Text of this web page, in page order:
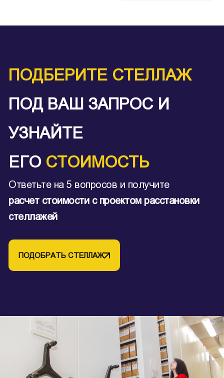
ПОДБЕРИТЕ СТЕЛЛАЖ
ПОД ВАШ ЗАПРОС И
УЗНАЙТЕ
ЕГО СТОИМОСТЬ
Ответьте на 5 вопросов и получите
расчет стоимости с проектом расстановки
стеллажей
ПОДОБРАТЬ СТЕЛЛАЖ